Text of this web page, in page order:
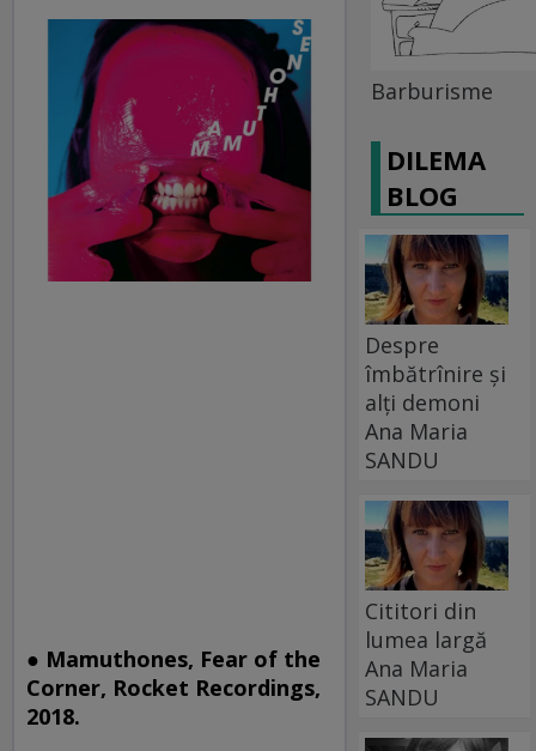
● Mamuthones, Fear of the
Corner, Rocket Recordings,
2018.
Barburisme
DILEMA
BLOG
Despre
îmbătrînire și
alți demoni
Ana Maria
SANDU
Cititori din
lumea largă
Ana Maria
SANDU